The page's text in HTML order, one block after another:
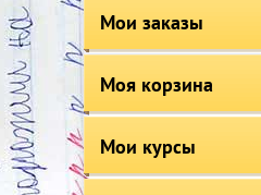
Мои заказы
Моя корзина
Мои курсы